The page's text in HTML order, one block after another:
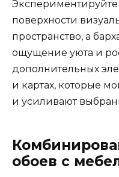
Экспериментируйте
поверхности
пространство, а
ощущение уюта и
дополнительных
и картах, которые
и усиливают
обоев с